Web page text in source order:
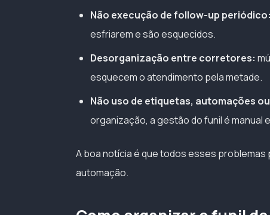
Não execução de follow-up periódico:
esfriarem e são esquecidos.
Desorganização entre corretores:
esquecem o atendimento pela metade.
Não uso de etiquetas, automações
organização, a gestão do funil é manual
A boa notícia é que todos esses
automação.